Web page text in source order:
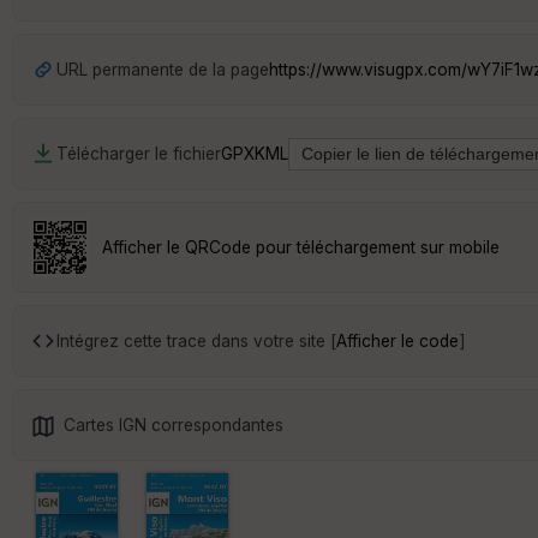
URL permanente de la pagehttps://www.visugpx.com/
Télécharger le fichierGPXKML
Afficher le QRCode pour téléchargement sur mobile
Intégrez cette trace dans votre site [Afficher le code]
Cartes IGN correspondantes